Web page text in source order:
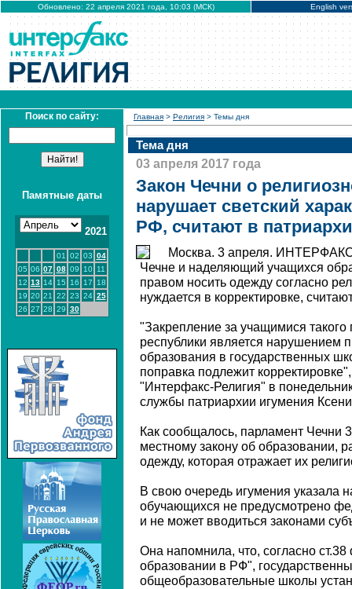
Обновлено: 22 апреля 2021 года, 10:03 (МСК) English
Поиск по сайту:
Памятные даты
2021
01 02 03 04
05 06 07 08 09 10
11
12 13 14 15 16 17
18
19 20 21 22 23 24 25
26 27 28 29 30
Главная > Религия > Темы дня
Тема дня
03 апреля 2017 года
Закон Чечни о
нарушает светский
РФ, считают в
Москва. 3 апреля.
Чечне и наделяющий учащихся
правом носить одежду согласно
нуждается в корректировке,
"Закрепление за учащимися такого
республики является нарушением
образования в государственных
поправка подлежит
"Интерфакс-Религия" в
службы патриархии игумения
Как сообщалось, парламент Чечни
местному закону об образовании,
одежду, которая отражает их
В свою очередь игумения указала
обучающихся не предусмотрено
и не может вводиться законами
Она напомнила, что, согласно
образовании в РФ",
общеобразовательные школы